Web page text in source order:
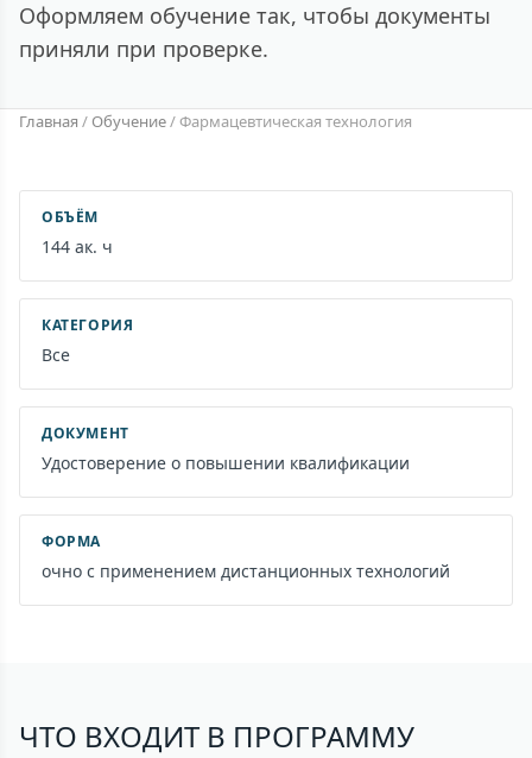
Оформляем обучение так, чтобы документы
приняли при проверке.
Главная / Обучение/Фармацевтическая технология
ОБЪЁМ
144 ак. ч
КАТЕГОРИЯ
Все
ДОКУМЕНТ
Удостоверение о повышении квалификации
ФОРМА
очно с применением дистанционных технологий
ЧТО ВХОДИТ В ПРОГРАММУ